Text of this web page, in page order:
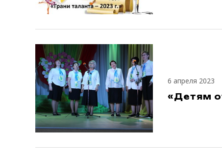
6 апреля 2023
«Детям